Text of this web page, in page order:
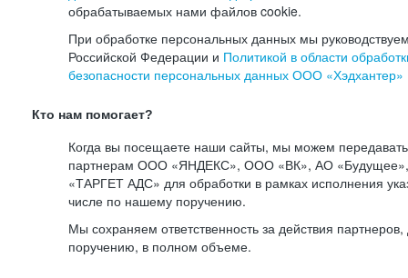
обрабатываемых нами файлов cookie.
При обработке персональных данных мы
Российской Федерации и Политикой в области
безопасности персональных данных ООО «Хэдхантер»
Кто нам помогает?
Когда вы посещаете наши сайты, мы можем
партнерам ООО «ЯНДЕКС», ООО «ВК», АО
«ТАРГЕТ АДС» для обработки в рамках исполнения
числе по нашему поручению.
Мы сохраняем ответственность за действия
поручению, в полном объеме.